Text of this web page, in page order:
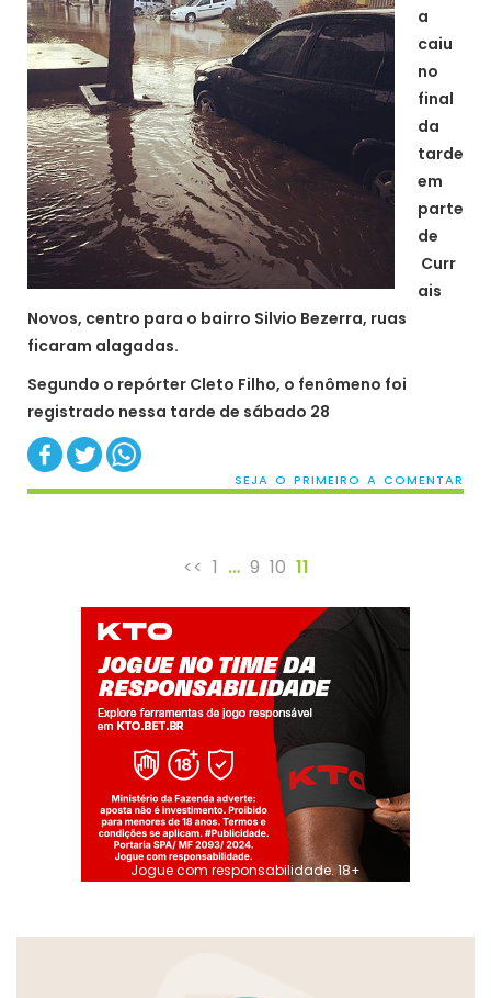
a
caiu
no
final
da
tarde
em
parte
de
Curr
ais
Novos, centro para o bairro Silvio Bezerra, ruas
ficaram alagadas.
Segundo o repórter Cleto Filho, o fenômeno foi
registrado nessa tarde de sábado 28
SEJA O PRIMEIRO A COMENTAR
<< 1 … 9 10 11
Jogue com responsabilidade. 18+